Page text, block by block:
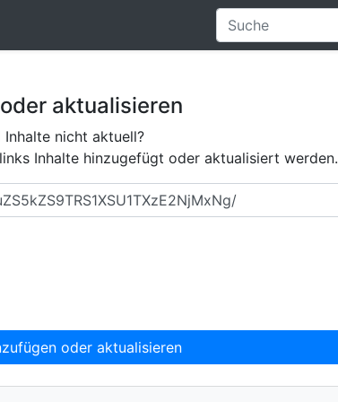
aktualisieren
nicht aktuell?
Inhalte hinzugefügt oder aktualisiert werden.
oder aktualisieren